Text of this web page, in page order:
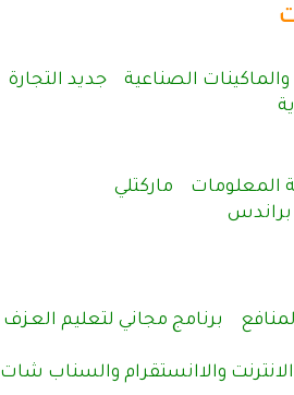
الصناعية
جديد التجارة
المعلومات
ماركتلي
براندس
برنامج مجاني لتعليم العـزف
والاانستقرام والسناب شات